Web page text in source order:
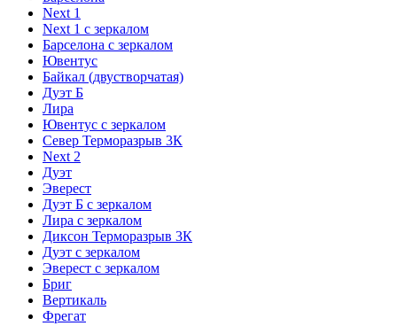
Next 1
Next 1 с зеркалом
Барселона с зеркалом
Ювентус
Байкал (двустворчатая)
Дуэт Б
Лира
Ювентус с зеркалом
Север Терморазрыв 3К
Next 2
Дуэт
Эверест
Дуэт Б с зеркалом
Лира с зеркалом
Диксон Терморазрыв 3К
Дуэт с зеркалом
Эверест с зеркалом
Бриг
Вертикаль
Фрегат